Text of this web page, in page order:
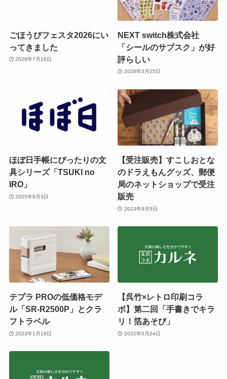
ごほうびフェスタ2026にい
ってきました
2026年7月16日
NEXT switch株式会社
「シールのサブスク」が好
評らしい
2026年3月25日
ほぼ日手帳にぴったりの文
具シリーズ「TSUKI no
IRO」
2025年9月3日
【受注販売】すこしおとな
のドラえもんグッズ、郵便
局のネットショップで受注
販売
2023年9月5日
テプラ PROの低価格モデ
ル「SR-R2500P」とクラ
フトラベル
2023年1月19日
【呉竹×レトロ印刷コラ
ボ】第二回「手書きでキラ
リ！箔あそび」
2022年5月24日